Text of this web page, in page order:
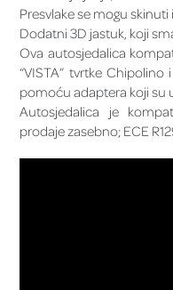
Presvlake se mogu skinuti
Dodatni 3D jastuk, koji
Ova autosjedalica
“VISTA” tvrtke
pomoću adaptera koji su
Autosjedalica je
prodaje zasebno; ECE